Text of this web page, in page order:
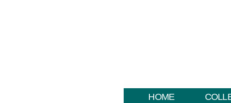
HOME